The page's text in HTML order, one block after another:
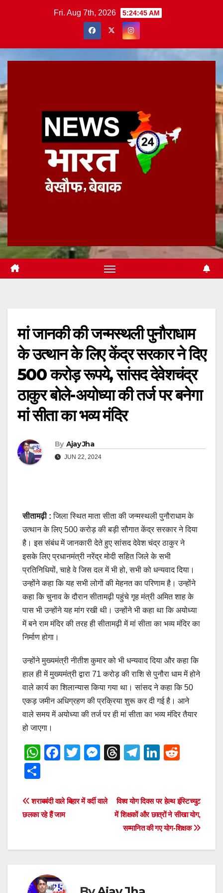
Fri. Aug 7th, 2026 5:24:46 AM
मां जानकी की जन्मस्थली पुनौराधाम
के उत्थान के लिए केंद्र सरकार ने दिए
500 करोड़ रूपये, सांसद देवेशचंद्र
ठाकुर बोले-अयोध्या की तर्ज पर बनेगा
मां सीता का भव्य मंदिर
By Ajay Jha
JUN 22, 2024
सीतामढ़ी : जिला स्थित माता सीता की जन्मस्थली पुनौराधाम के
उत्थान के लिए 500 करोड़ की बड़ी सौगात केंद्र सरकार ने दिया
है। इस संबंध में जानकारी देते हुए सांसद देवेश चंद्र ठाकुर ने
इसके लिए प्रधानमंत्री नरेंद्र मोदी सहित जिले के सभी
प्रतिनिधियों, चाहे वे जिस दल में भी हो, सभी को धन्यवाद दिया।
उन्होंने कहा कि यह सभी लोगों की मेहनत का परिणाम है। उन्होंने
कहा कि चुनाव के दौरान सीतामढ़ी पहुंचे गृह मंत्री अमित शाह के
पास भी उन्होंने यह मांग रखी थी। उन्होंने भी कहा था कि अयोध्या
में बने राम मंदिर की तरह ही सीतामढ़ी में मां सीता का भव्य मंदिर का
निर्माण होगा।
उन्होंने मुख्यमंत्री नीतीश कुमार को भी धन्यवाद दिया और कहा कि
हाल ही में मुख्यमंत्री द्वारा 71 करोड़ की राशि से पुनौरा धाम में होने
वाले कार्य का शिलान्यास किया गया था। सांसद ने कहा कि 50
एकड़ जमीन अधिग्रहण की प्रक्रिया शुरू कर दी गई है। आने
वाले समय में अयोध्या की तर्ज पर ही मां सीता का भव्य मंदिर तैयार
हो जाएगा।
W
s
A
p
F
e
b
o
T
er
M
e
er
T
a
d
s
T
gr
a
m
Li
e
dI
n
di
t
ar
e
Post
navigation
विश्व योग दिवस पर हेल्थ इंस्टिच्युट
में शिक्षकों और छात्रों ने सीखा योग,
सम्मानित की गए योग-शिक्षक
शराबबंदी वाले बिहार में वर्दी वाले
छलका रहे हैं जाम